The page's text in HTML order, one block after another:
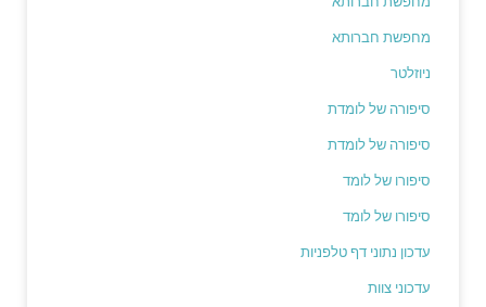
מחפשת חברותא
ניוזלטר
סיפורה של לומדת
סיפורה של לומדת
סיפורו של לומד
סיפורו של לומד
עדכון נתוני דף טלפניות
עדכוני צוות